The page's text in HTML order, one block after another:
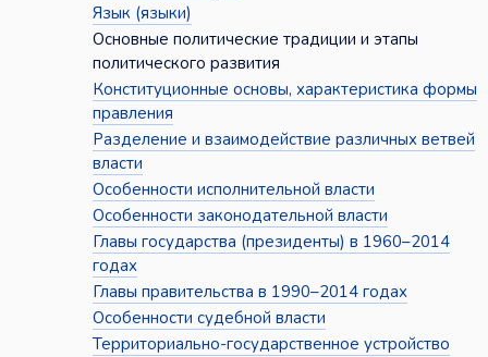
Язык (языки)
Основные политические традиции и этапы
политического развития
Конституционные основы, характеристика формы
правления
Разделение и взаимодействие различных ветвей
власти
Особенности исполнительной власти
Особенности законодательной власти
Главы государства (президенты) в 1960–2014
годах
Главы правительства в 1990–2014 годах
Особенности судебной власти
Территориально-государственное устройство